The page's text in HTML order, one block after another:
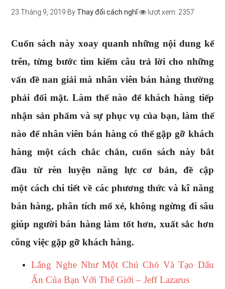
23 Tháng 9, 2019 By Thay đổi cách nghĩ lượt xem: 2357
Cuốn sách này xoay quanh những nội dung kể
trên, từng bước tìm kiếm câu trả lời cho những
vấn đề nan giải mà nhân viên bán hàng thường
phải đối mặt. Làm thế nào để khách hàng tiếp
nhận sản phẩm và sự phục vụ của bạn, làm thế
nào để nhân viên bán hàng có thể gặp gỡ khách
hàng một cách chắc chắn, cuốn sách này bắt
đầu từ rèn luyện năng lực cơ bản, đề cập
một cách chi tiết về các phương thức và kĩ năng
bán hàng, phân tích mổ xẻ, không ngừng đi sâu
giúp người bán hàng làm tốt hơn, xuất sắc hơn
công việc gặp gỡ khách hàng.
Lắng Nghe Như Một Chú Chó Và Tạo Dấu
Ấn Của Bạn Với Thế Giới – Jeff Lazarus